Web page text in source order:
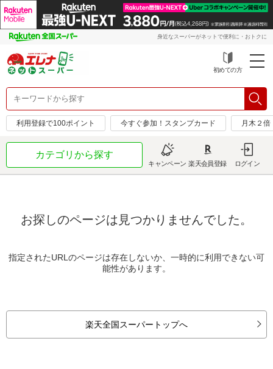
身近なスーパーがネットで便利に・おトクに
初めての方
利用登録で100ポイント 今すぐ参加！スタンプカード 月木２倍
カテゴリから探す
キャンペーン 楽天会員登録 ログイン
お探しのページは見つかりませんでした。
指定されたURLのページは存在しないか、一時的に利用できない可
能性があります。
楽天全国スーパートップへ